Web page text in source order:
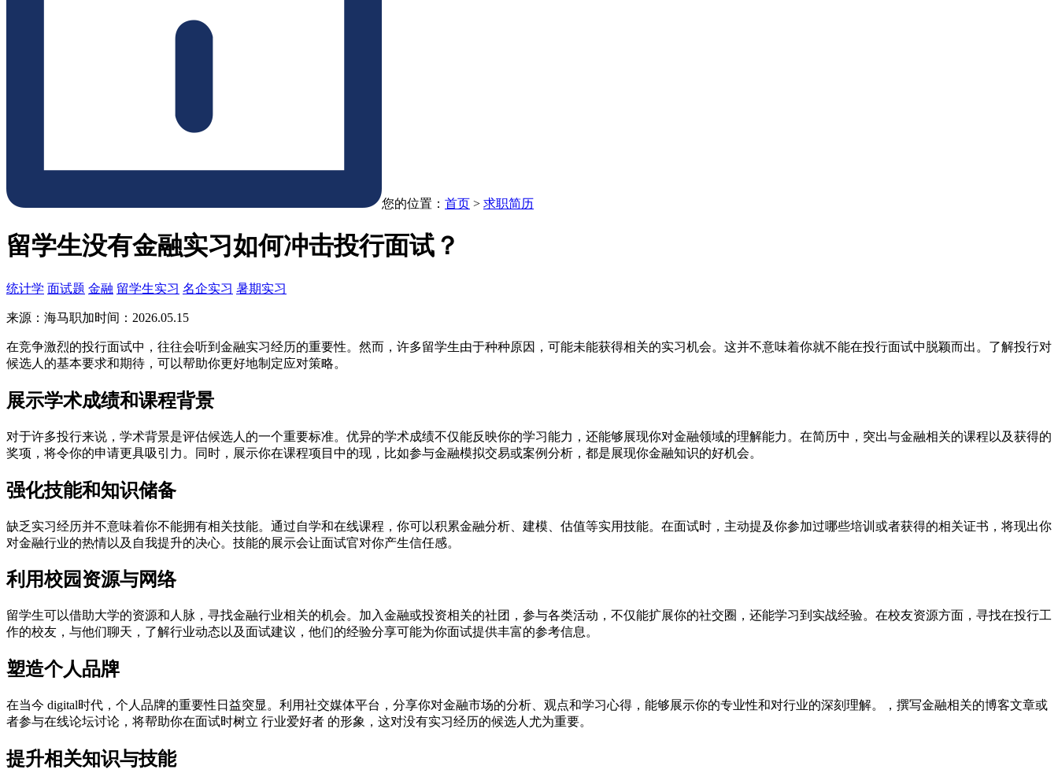
您的位置： 首页 > 求职简历
留学生没有金融实习如何冲击投行面试？
统计学 面试题 金融 留学生实习 名企实习 暑期实习
来源：海马职加时间：2026.05.15
在竞争激烈的投行面试中，往往会听到金融实习经历的重要性。然而，许多留学生由于种种原因，可能未能获得相关的实习机会。这并不意味着你就不能在投行面试中脱颖而出。了解投行对
候选人的基本要求和期待，可以帮助你更好地制定应对策略。
展示学术成绩和课程背景
对于许多投行来说，学术背景是评估候选人的一个重要标准。优异的学术成绩不仅能反映你的学习能力，还能够展现你对金融领域的理解能力。在简历中，突出与金融相关的课程以及获得的
奖项，将令你的申请更具吸引力。同时，展示你在课程项目中的现，比如参与金融模拟交易或案例分析，都是展现你金融知识的好机会。
强化技能和知识储备
缺乏实习经历并不意味着你不能拥有相关技能。通过自学和在线课程，你可以积累金融分析、建模、估值等实用技能。在面试时，主动提及你参加过哪些培训或者获得的相关证书，将现出你
对金融行业的热情以及自我提升的决心。技能的展示会让面试官对你产生信任感。
利用校园资源与网络
留学生可以借助大学的资源和人脉，寻找金融行业相关的机会。加入金融或投资相关的社团，参与各类活动，不仅能扩展你的社交圈，还能学习到实战经验。在校友资源方面，寻找在投行工
作的校友，与他们聊天，了解行业动态以及面试建议，他们的经验分享可能为你面试提供丰富的参考信息。
塑造个人品牌
在当今 digital时代，个人品牌的重要性日益突显。利用社交媒体平台，分享你对金融市场的分析、观点和学习心得，能够展示你的专业性和对行业的深刻理解。，撰写金融相关的博客文章或
者参与在线论坛讨论，将帮助你在面试时树立 行业爱好者 的形象，这对没有实习经历的候选人尤为重要。
提升相关知识与技能